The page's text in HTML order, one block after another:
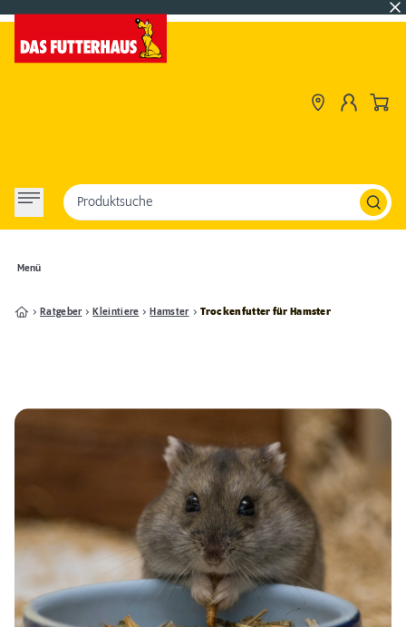
Menü
Produktsuche
Ratgeber Kleintiere Hamster Trockenfutter für Hamster